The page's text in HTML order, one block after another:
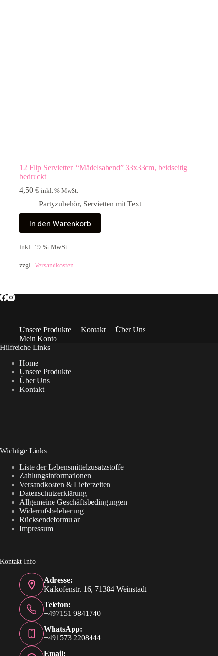
12 Flip Servietten “Mädelsabend” 33x33cm, beidseitig
bedruckt
4,50 € inkl. % MwSt.
Partyzubehör, Servietten mit Text
In den Warenkorb
inkl. 19 % MwSt.
zzgl. Versandkosten
Unsere Produkte Kontakt
Über Uns
Mein Konto
Hilfreiche Links
Home
Unsere Produkte
Über Uns
Kontakt
Wichtige Links
Liste der Lebensmittelzusatzstoffe
Zahlungsinformationen
Versandkosten & Lieferzeiten
Datenschutzerklärung
Allgemeine Geschäftsbedingungen
Widerrufsbeleherung
Rücksendeformular
Impressum
Kontakt Info
Adresse:
Kalkofenstr. 16, 71384 Weinstadt
Telefon:
+497151 9841740
WhatsApp:
+491573 2208444
Email: